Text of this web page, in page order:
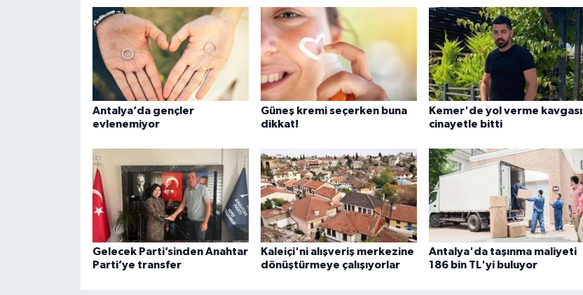
Antalya’da gençler
evlenemiyor
Güneş kremi seçerken buna
dikkat!
Kemer'de yol verme kavgası
cinayetle bitti
Gelecek Parti’sinden Anahtar
Parti’ye transfer
Kaleiçi'ni alışveriş merkezine
dönüştürmeye çalışıyorlar
Antalya'da taşınma maliyeti
186 bin TL'yi buluyor